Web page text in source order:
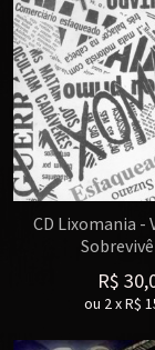
CD Lixomania -
R$
ou 2xR$